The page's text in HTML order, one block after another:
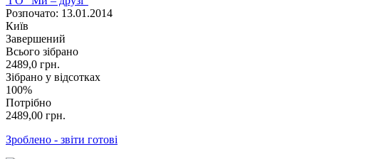
Розпочато: 13.01.2014
Київ
Завершений
Всього зібрано
2489,0 грн.
Зібрано у відсотках
100%
Потрібно
2489,00 грн.
Зроблено - звіти готові